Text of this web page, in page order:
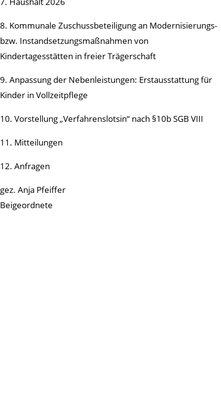
8. Kommunale Zuschussbeteiligung an Modernisierungs-
bzw. Instandsetzungsmaßnahmen von
Kindertagesstätten in freier Trägerschaft
9. Anpassung der Nebenleistungen: Erstausstattung für
Kinder in Vollzeitpflege
10. Vorstellung „Verfahrenslotsin“ nach §10b SGB VIII
11. Mitteilungen
12. Anfragen
gez. Anja Pfeiffer
Beigeordnete